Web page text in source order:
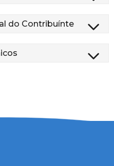
do Contribuínte